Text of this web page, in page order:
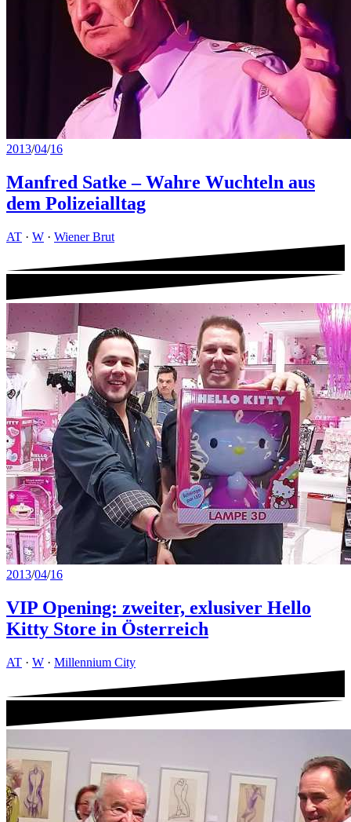
2013/04/16
Manfred Satke – Wahre Wuchteln aus
dem Polizeialltag
AT · W · Wiener Brut
2013/04/16
VIP Opening: zweiter, exlusiver Hello
Kitty Store in Österreich
AT · W · Millennium City